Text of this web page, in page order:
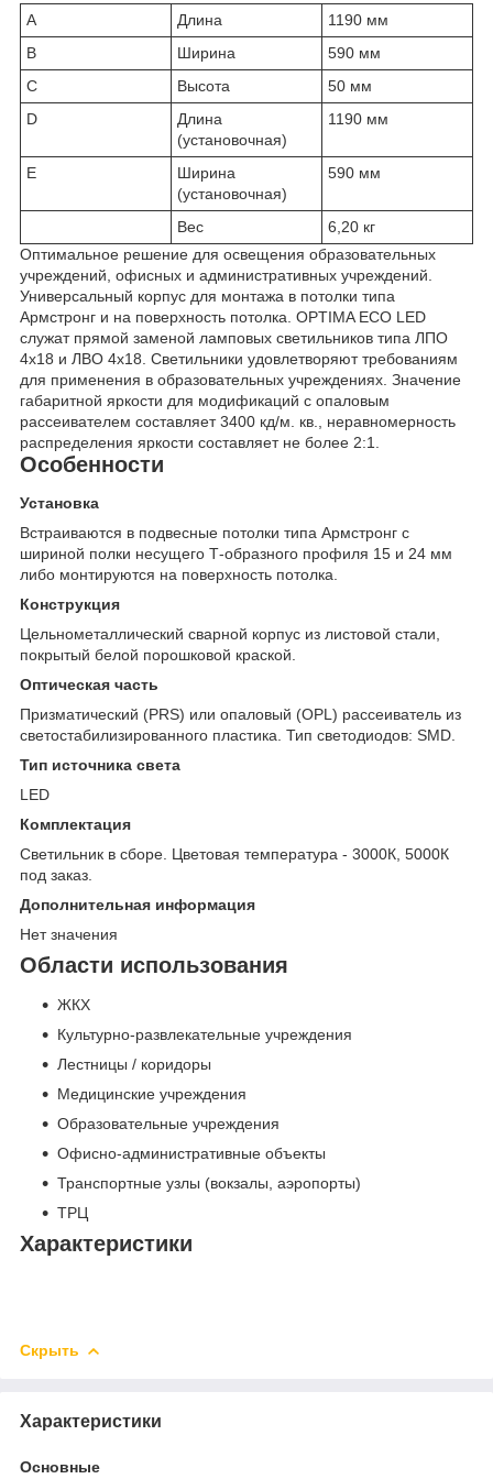
A Длина
1190 мм
B
Ширина
590 мм
C
Высота
50 мм
D
Длина
(установочная)
1190 мм
E
Ширина
(установочная)
590 мм
Вес
6,20 кг
Оптимальное решение для освещения образовательных
учреждений, офисных и административных учреждений.
Универсальный корпус для монтажа в потолки типа
Армстронг и на поверхность потолка. OPTIMA ECO LED
служат прямой заменой ламповых светильников типа ЛПО
4x18 и ЛВО 4x18. Светильники удовлетворяют требованиям
для применения в образовательных учреждениях. Значение
габаритной яркости для модификаций с опаловым
рассеивателем составляет 3400 кд/м. кв., неравномерность
распределения яркости составляет не более 2:1.
Особенности
Установка
Встраиваются в подвесные потолки типа Армстронг с
шириной полки несущего Т-образного профиля 15 и 24 мм
либо монтируются на поверхность потолка.
Конструкция
Цельнометаллический сварной корпус из листовой стали,
покрытый белой порошковой краской.
Оптическая часть
Призматический (PRS) или опаловый (OPL) рассеиватель из
светостабилизированного пластика. Тип светодиодов: SMD.
Тип источника света
LED
Комплектация
Светильник в сборе. Цветовая температура - 3000К, 5000К
под заказ.
Дополнительная информация
Нет значения
Области использования
ЖКХ
Культурно-развлекательные учреждения
Лестницы / коридоры
Медицинские учреждения
Образовательные учреждения
Офисно-административные объекты
Транспортные узлы (вокзалы, аэропорты)
ТРЦ
Характеристики
Скрыть
Характеристики
Основные